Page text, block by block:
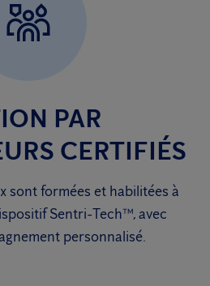
PAR
CERTIFIÉS
sont formées et habilitées à
Sentri-Tech™, avec
personnalisé.